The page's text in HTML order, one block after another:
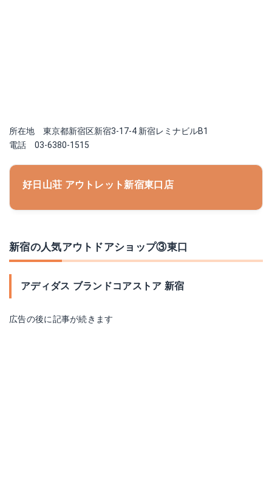
所在地 東京都新宿区新宿3-17-4 新宿レミナビルB1
電話 03-6380-1515
好日山荘 アウトレット新宿東口店
新宿の人気アウトドアショップ③東口
アディダス ブランドコアストア 新宿
広告の後に記事が続きます